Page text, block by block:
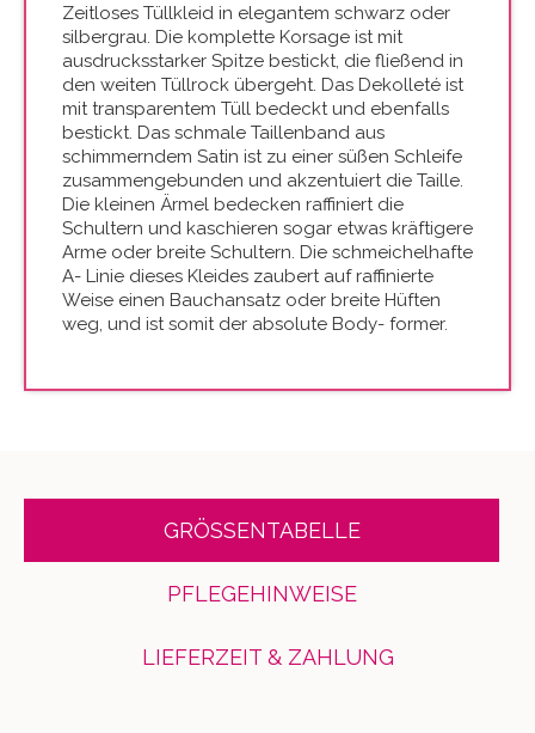
Zeitloses Tüllkleid in elegantem schwarz oder
silbergrau. Die komplette Korsage ist mit
ausdrucksstarker Spitze bestickt, die fließend in
den weiten Tüllrock übergeht. Das Dekolleté ist
mit transparentem Tüll bedeckt und ebenfalls
bestickt. Das schmale Taillenband aus
schimmerndem Satin ist zu einer süßen Schleife
zusammengebunden und akzentuiert die Taille.
Die kleinen Ärmel bedecken raffiniert die
Schultern und kaschieren sogar etwas kräftigere
Arme oder breite Schultern. Die schmeichelhafte
A- Linie dieses Kleides zaubert auf raffinierte
Weise einen Bauchansatz oder breite Hüften
weg, und ist somit der absolute Body- former.
GRÖSSENTABELLE
PFLEGEHINWEISE
LIEFERZEIT & ZAHLUNG